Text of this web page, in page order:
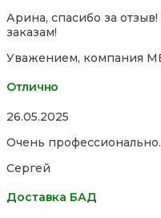
Арина, спасибо за
заказам!
Уважением, компания
Отлично
Rated
out
5
26.05.2025
Очень
Сергей
Доставка БАД